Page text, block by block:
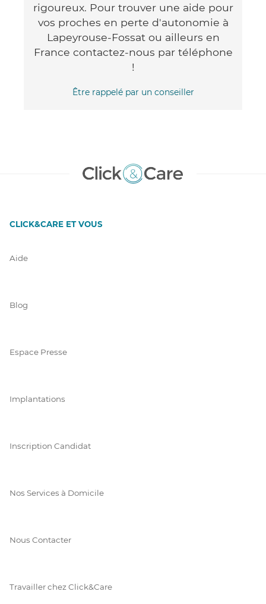
rigoureux. Pour trouver une aide pour
vos proches en perte d'autonomie à
Lapeyrouse-Fossat ou ailleurs en
France contactez-nous par téléphone
!
Être rappelé par un conseiller
CLICK&CARE ET VOUS
Aide
Blog
Espace Presse
Implantations
Inscription Candidat
Nos Services à Domicile
Nous Contacter
Travailler chez Click&Care